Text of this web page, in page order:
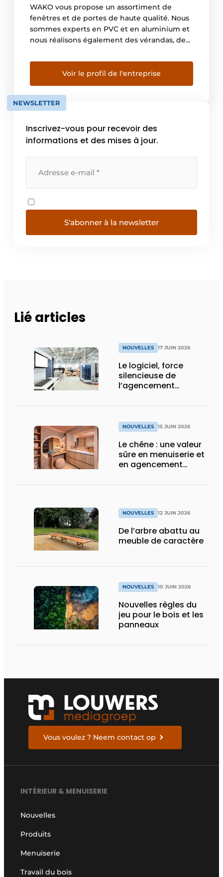
WAKO vous propose un assortiment de
fenêtres et de portes de haute qualité. Nous
sommes experts en PVC et en aluminium et
nous réalisons également des vérandas, des
ceci pour donner vie à vos envies. Plus de 90
ans d’expertise WAKO s’est bâti une solide
réputation : livraisons […]
Voir le profil de l'entreprise
NEWSLETTER
Inscrivez-vous pour recevoir des
informations et des mises à jour.
S'abonner à la newsletter
Lié articles
NOUVELLES 17 JUIN 2026
Le logiciel, force
silencieuse de
l’agencement
NOUVELLES 15 JUIN 2026
Le chêne : une valeur
sûre en menuiserie et
en agencement
NOUVELLES 12 JUIN 2026
De l’arbre abattu au
meuble de caractère
NOUVELLES 10 JUIN 2026
Nouvelles règles du
jeu pour le bois et les
panneaux
Vous voulez ? Neem contact op
INTÉRIEUR & MENUISERIE
Nouvelles
Produits
Menuiserie
Travail du bois